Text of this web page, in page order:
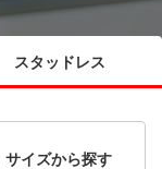
スタッドレス
サイズから探す